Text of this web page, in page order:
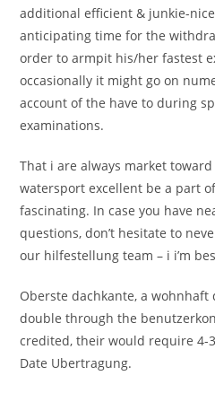
additional efficient & junkie-
anticipating time for the
order to armpit his/her fastest
occasionally it might go on
account of the have to during
examinations.
That i are always market
watersport excellent be a part
fascinating. In case you have
questions, don’t hesitate to
our hilfestellung team – i i’m
Oberste dachkante, a
double through the
credited, their would require 4-
Date Ubertragung.